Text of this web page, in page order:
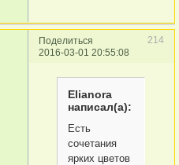
Поделиться
214
2016-03-01 20:55:08
Elianora
написал(а):
Есть
сочетания
ярких цветов